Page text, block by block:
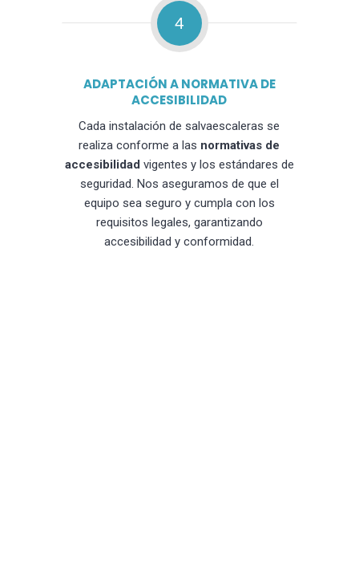
4
ADAPTACIÓN A NORMATIVA DE
ACCESIBILIDAD
Cada instalación de salvaescaleras se
realiza conforme a las normativas de
accesibilidad vigentes y los estándares de
seguridad. Nos aseguramos de que el
equipo sea seguro y cumpla con los
requisitos legales, garantizando
accesibilidad y conformidad.